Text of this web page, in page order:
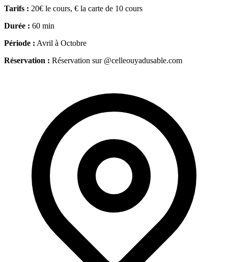
Tarifs : 20€ le cours, € la carte de 10 cours
Durée : 60 min
Période : Avril à Octobre
Réservation : Réservation sur @celleouyadusable.com